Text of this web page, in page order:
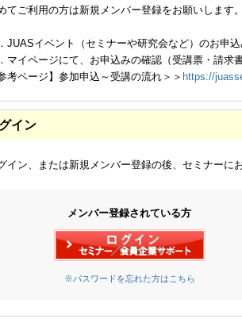
てご利用の方は新規メンバー登録をお願いします
JUASイベント（セミナーや研究会など）のお申
マイページにて、お申込みの確認（受講票・請求
参考ページ】参加申込～受講の流れ＞＞ https://
イン
イン、または新規メンバー登録の後、セミナーに
メンバー登録されている方
※パスワードを忘れた方はこちら